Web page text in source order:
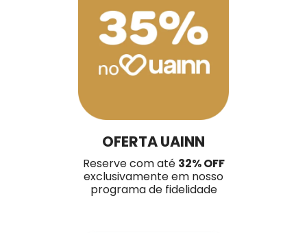
OFERTA UAINN
Reserve com até 32% OFF
exclusivamente em nosso
programa de fidelidade